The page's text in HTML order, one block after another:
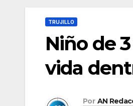
TRUJILLO
Niño de
vida
Por AN